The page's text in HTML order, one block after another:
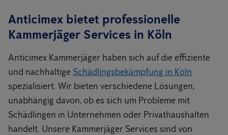
Anticimex bietet professionelle
Kammerjäger Services in Köln
Anticimex Kammerjäger haben sich auf die effiziente
und nachhaltige Schädlingsbekämpfung in Köln
spezialisiert. Wir bieten verschiedene Lösungen,
unabhängig davon, ob es sich um Probleme mit
Schädlingen in Unternehmen oder Privathaushalten
handelt. Unsere Kammerjäger Services sind von